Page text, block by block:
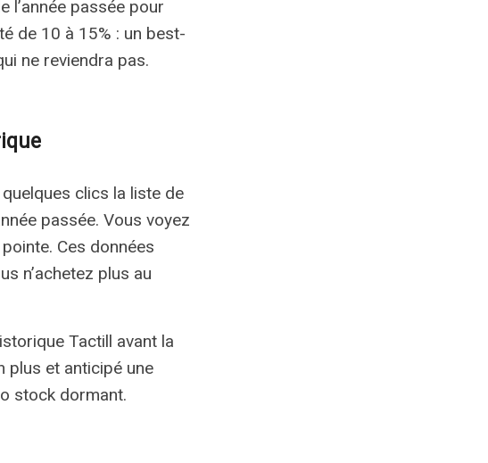
l’année passée pour
de 10 à 15% : un best-
ne reviendra pas.
clics la liste de
passée. Vous voyez
Ces données
n’achetez plus au
Tactill avant la
plus et anticipé une
stock dormant.